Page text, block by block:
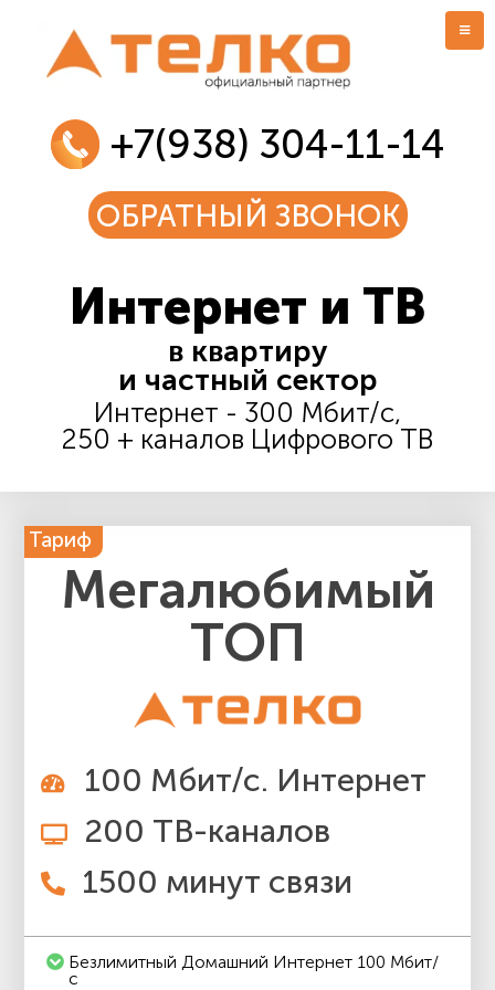
+7(938) 304-11-14
ОБРАТНЫЙ ЗВОНОК
Интернет и ТВ
в квартиру
и частный сектор
Интернет - 300 Мбит/c,
250 + каналов Цифрового ТВ
Тариф
Мегалюбимый
ТОП
100 Мбит/с. Интернет
200 ТВ-каналов
1500 минут связи
Безлимитный Домашний Интернет 100 Мбит/
с